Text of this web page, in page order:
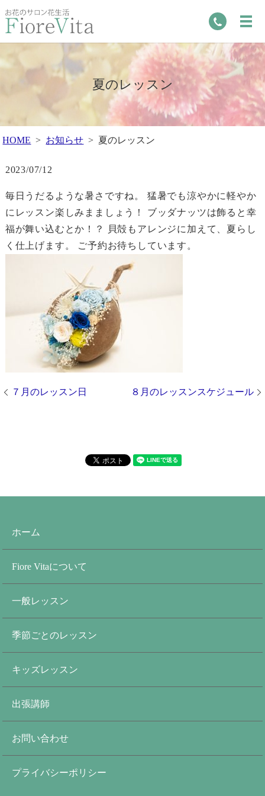
夏のレッスン
HOME お知らせ 夏のレッスン
2023/07/12
毎日うだるような暑さですね。 猛暑でも涼やかに軽やか
にレッスン楽しみまましょう！ ブッダナッツは飾ると幸
福が舞い込むとか！？ 貝殻もアレンジに加えて、夏らし
く仕上げます。 ご予約お待ちしています。
７月のレッスン日 ８月のレッスンスケジュール
ホーム
Fiore Vitaについて
一般レッスン
季節ごとのレッスン
キッズレッスン
出張講師
お問い合わせ
プライバシーポリシー